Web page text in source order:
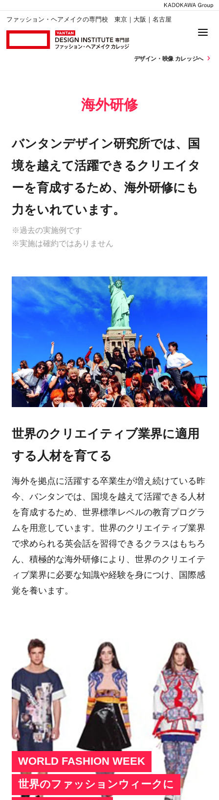
ファッション・ヘアメイクの専門校 東京｜大阪｜名古屋
デザイン・ 映像 カレッジへ
海外研修
バンタンデザイン研究所では、国
境を越えて活躍できるクリエイタ
ーを育成するため、海外研修にも
力をいれています。
※過去の実施例です
※実施は確約ではありません
世界のクリエイティブ業界に適用
する人材を育てる
海外を拠点に活躍する卒業生が増え続けている昨
今、バンタンでは、国境を越えて活躍できる人材
を育成するため、世界標準レベルの教育プログラ
ムを用意しています。世界のクリエイティブ業界
で求められる英会話を習得できるクラスはもちろ
ん、積極的な海外研修により、世界のクリエイテ
ィブ業界に必要な知識や経験を身につけ、国際感
覚を養います。
WORLD FASHION WEEK
世界のファッションウィークに